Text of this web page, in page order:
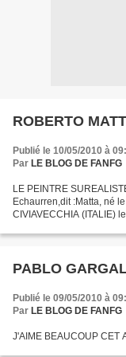
ROBERTO
Publié le 10/05/2010 à
Par LE BLOG DE FANFG
LE PEINTRE
Echaurren,dit :Matta, né
CIVIAVECCHIA (ITALIE)
PABLO
Publié le 09/05/2010 à
Par LE BLOG DE FANFG
J'AIME BEAUCOUP CET